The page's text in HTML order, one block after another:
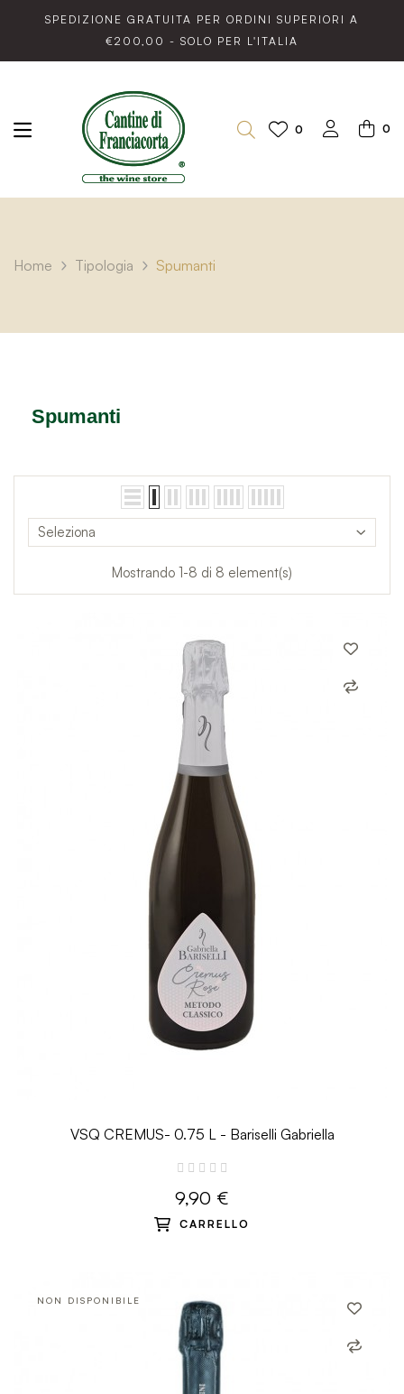
SPEDIZIONE GRATUITA PER ORDINI SUPERIORI A
€200,00 - SOLO PER L'ITALIA
0 0
Home Tipologia Spumanti
Spumanti
Seleziona
Mostrando 1-8 di 8 element(s)
VSQ CREMUS- 0.75 L - Bariselli Gabriella
9,90 €
CARRELLO
NON DISPONIBILE